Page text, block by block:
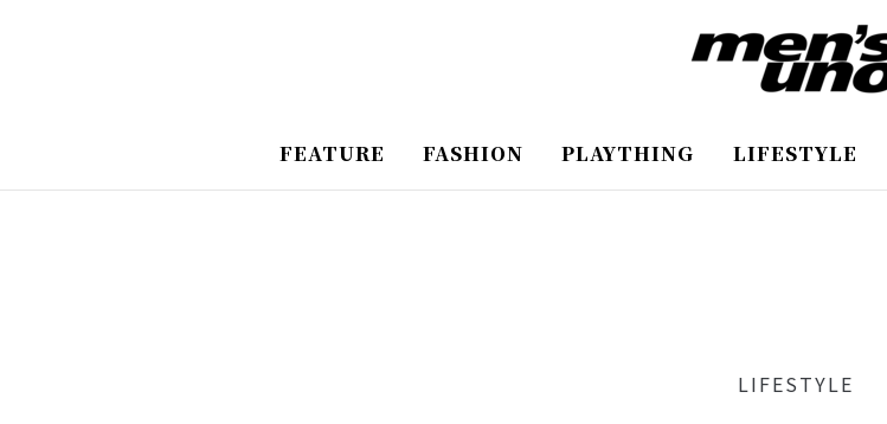
容
FEATURE FASHION PLAYTHING LIFESTYLE
LIFESTYLE